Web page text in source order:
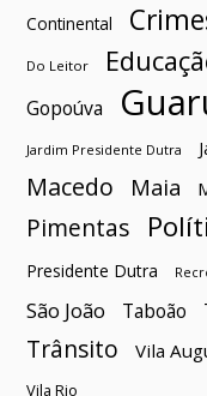
Continental
Do Leitor
Gopoúva
Jardim Presidente Dutra
Macedo
Maia
Pimentas
Presidente Dutra
São João Taboão
Trânsito Vila
Vila Rio